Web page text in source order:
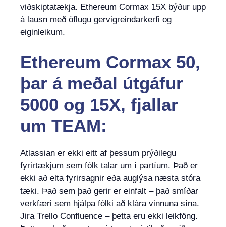
viðskiptatækja. Ethereum Cormax 15X býður upp
á lausn með öflugu gervigreindarkerfi og
eiginleikum.
Ethereum Cormax 50,
þar á meðal útgáfur
5000 og 15X, fjallar
um TEAM:
Atlassian er ekki eitt af þessum prýðilegu
fyrirtækjum sem fólk talar um í partíum. Það er
ekki að elta fyrirsagnir eða auglýsa næsta stóra
tæki. Það sem það gerir er einfalt – það smíðar
verkfæri sem hjálpa fólki að klára vinnuna sína.
Jira Trello Confluence – þetta eru ekki leikföng.